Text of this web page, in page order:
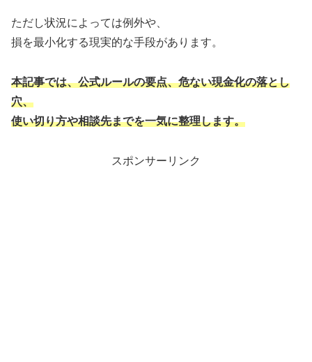
ただし状況によっては例外や、
損を最小化する現実的な手段があります。
本記事では、公式ルールの要点、危ない現金化の落とし
穴、
使い切り方や相談先までを一気に整理します。
スポンサーリンク